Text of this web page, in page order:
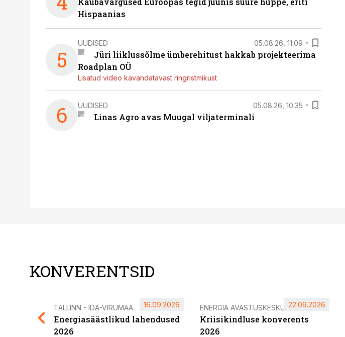
Hispaanias
5
UUDISED 05.08.26, 11:09
Jüri liiklussõlme ümberehitust hakkab projekteerima
Roadplan OÜ
Lisatud video kavandatavast ringristmikust
6 UUDISED 05.08.26, 10:35
Linas Agro avas Muugal viljaterminali
KONVERENTSID
TALLINN - IDA-VIRUMAA
Energiasäästlikud lahendused
2026
16.09.2026 ENERGIA AVASTUSKESKUS
Kriisikindluse konverents
2026
22.09.2026